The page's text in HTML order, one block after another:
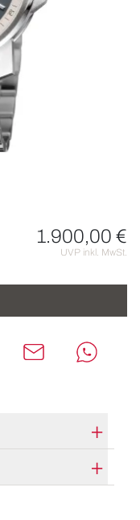
1.900,00 €
UVP inkl. MwSt.
HERSTELLERBESCHREIBUNG